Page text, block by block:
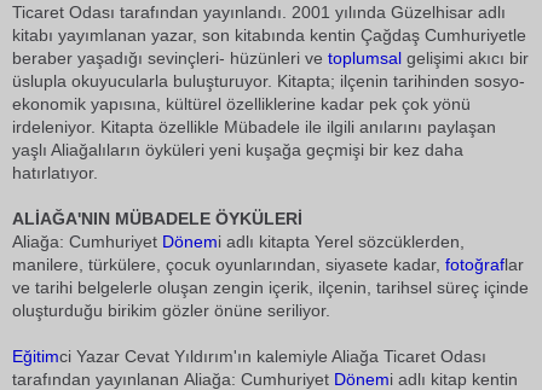
Ticaret Odası tarafından yayınlandı. 2001 yılında Güzelhisar adlı
kitabı yayımlanan yazar, son kitabında kentin Çağdaş Cumhuriyetle
beraber yaşadığı sevinçleri- hüzünleri ve toplumsal gelişimi akıcı bir
üslupla okuyucularla buluşturuyor. Kitapta; ilçenin tarihinden sosyo-
ekonomik yapısına, kültürel özelliklerine kadar pek çok yönü
irdeleniyor. Kitapta özellikle Mübadele ile ilgili anılarını paylaşan
yaşlı Aliağalıların öyküleri yeni kuşağa geçmişi bir kez daha
hatırlatıyor.
ALİAĞA'NIN MÜBADELE ÖYKÜLERİ
Aliağa: Cumhuriyet Dönemi adlı kitapta Yerel sözcüklerden,
manilere, türkülere, çocuk oyunlarından, siyasete kadar, fotoğraflar
ve tarihi belgelerle oluşan zengin içerik, ilçenin, tarihsel süreç içinde
oluşturduğu birikim gözler önüne seriliyor.
Eğitimci Yazar Cevat Yıldırım'ın kalemiyle Aliağa Ticaret Odası
tarafından yayınlanan Aliağa: Cumhuriyet Dönemi adlı kitap kentin